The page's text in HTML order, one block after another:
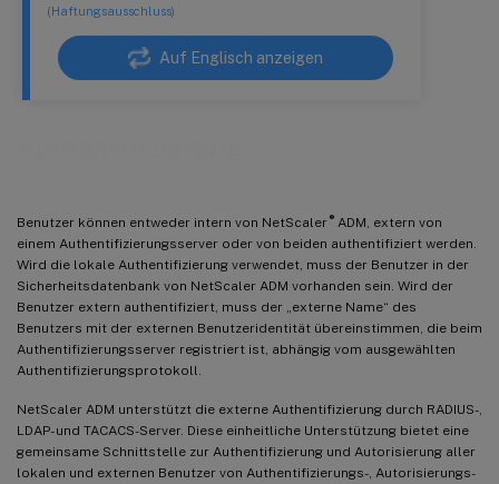
(Haftungsausschluss)
Auf Englisch anzeigen
Benutzer können entweder intern von NetScaler ®ADM, extern von
einem Authentifizierungsserver oder von beiden authentifiziert werden.
Wird die lokale Authentifizierung verwendet, muss der Benutzer in der
Sicherheitsdatenbank von NetScaler ADM vorhanden sein. Wird der
Benutzer extern authentifiziert, muss der „externe Name“ des
Benutzers mit der externen Benutzeridentität übereinstimmen, die beim
Authentifizierungsserver registriert ist, abhängig vom ausgewählten
Authentifizierungsprotokoll.
NetScaler ADM unterstützt die externe Authentifizierung durch RADIUS-,
LDAP- und TACACS-Server. Diese einheitliche Unterstützung bietet eine
gemeinsame Schnittstelle zur Authentifizierung und Autorisierung aller
lokalen und externen Benutzer von Authentifizierungs-, Autorisierungs-